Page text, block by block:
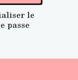
le
passe